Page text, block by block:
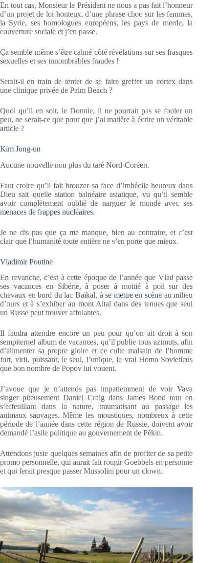
En tout cas, Monsieur le Président ne nous a pas fait l’honneur
d’un projet de loi honteux, d’une phrase-choc sur les femmes,
la Syrie, ses homologues européens, les pays de merde, la
couverture sociale et j’en passe.
Ça semble même s’être calmé côté révélations sur ses frasques
sexuelles et ses innombrables fraudes !
Serait-il en train de tenter de se faire greffer un cortex dans
une clinique privée de Palm Beach ?
Quoi qu’il en soit, le Donnie, il ne pourrait pas se fouler un
peu, ne serait-ce que pour que j’ai matière à écrire un véritable
article ?
Kim Jong-un
Aucune nouvelle non plus du taré Nord-Coréen.
Faut croire qu’il fait bronzer sa face d’imbécile heureux dans
Dieu sait quelle station balnéaire asiatique, vu qu’il semble
avoir complètement oublié de narguer le monde avec ses
menaces de frappes nucléaires.
Je ne dis pas que ça me manque, bien au contraire, et c’est
clair que l’humanité toute entière ne s’en porte que mieux.
Vladimir Poutine
En revanche, c’est à cette époque de l’année que Vlad passe
ses vacances en Sibérie, à poser à moitié à poil sur des
chevaux en bord du lac Baïkal, àse mettre en scène au milieu
d’ours et à s’exhiber au mont Altaï dans des tenues que seul
un Russe peut trouver affolantes.
Il faudra attendre encore un peu pour qu’on ait droit à son
sempiternel album de vacances, qu’il publie tous azimuts, afin
d’alimenter sa propre gloire et ce culte malsain de l’homme
fort, viril, puissant, le seul, l’unique, le vrai Homo Sovieticus
que bon nombre de Popov lui vouent.
J’avoue que je n’attends pas impatiemment de voir Vava
singer piteusement Daniel Craig dans James Bond tout en
s’effeuillant dans la nature, traumatisant au passage les
animaux sauvages. Même les moustiques, nombreux à cette
période de l’année dans cette région de Russie, doivent avoir
demandé l’asile politique au gouvernement de Pékin.
Attendons juste quelques semaines afin de profiter de sa petite
promo personnelle, qui aurait fait rougir Goebbels en personne
et qui ferait presque passer Mussolini pour un clown.